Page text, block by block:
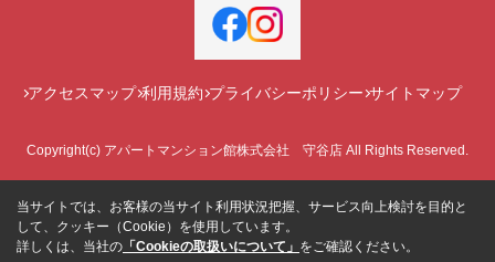
アクセスマップ 利用規約 プライバシーポリシー サイトマップ
Copyright(c) アパートマンション館株式会社 守谷店 All Rights Reserved.
当サイトでは、お客様の当サイト利用状況把握、サービス向上検討を目的と
して、クッキー（Cookie）を使用しています。
詳しくは、当社の 「Cookieの取扱いについて」 をご確認ください。